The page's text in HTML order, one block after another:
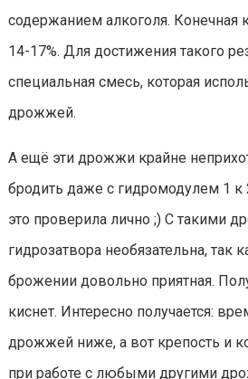
содержанием алкоголя. Конечная
14-17%. Для достижения такого
специальная смесь, которая
дрожжей.
А ещё эти дрожжи крайне
бродить даже с гидромодулем 1 к
это проверила лично ;) С такими
гидрозатвора необязательна, так
брожении довольно приятная.
киснет. Интересно получается:
дрожжей ниже, а вот крепость и
при работе с любыми другими